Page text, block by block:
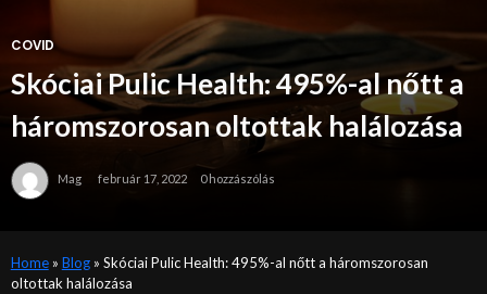
COVID
Skóciai Pulic Health: 495%-al nőtt a
háromszorosan oltottak halálozása
Mag február 17, 2022 0 hozzászólás
Home» Blog» Skóciai Pulic Health: 495%-al nőtt a háromszorosan
oltottak halálozása